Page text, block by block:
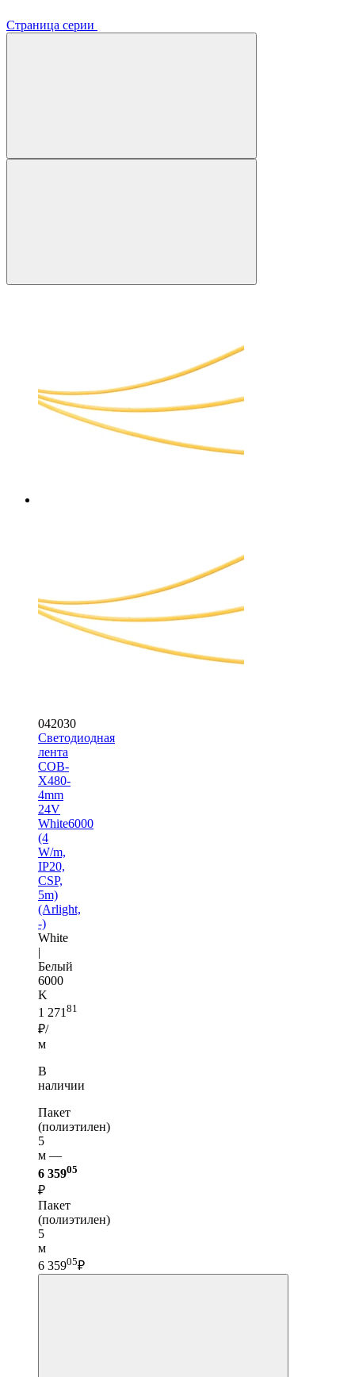
Страница серии
042030
Светодиодная
лента
COB-
X480-
4mm
24V
White6000
(4
W/m,
IP20,
CSP,
5m)
(Arlight,
-)
White
|
Белый
6000
K
1 271 81
₽/
м
В
наличии
Пакет
(полиэтилен)
5
м —
6 35905
₽
Пакет
(полиэтилен)
5
м
6 35905₽